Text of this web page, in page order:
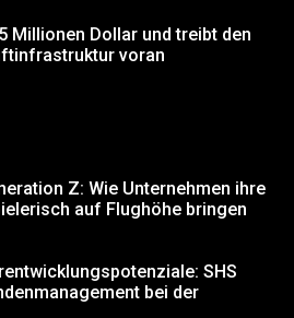
Millionen Dollar und treibt den
voran
Z: Wie Unternehmen ihre
auf Flughöhe bringen
SHS
bei der